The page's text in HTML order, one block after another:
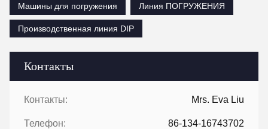
Контакты
Контакты: Mrs. Eva Liu
Телефон: 86-134-16743702
Машины для погружения
Линия ПОГРУЖЕНИЯ
Производственная линия DIP